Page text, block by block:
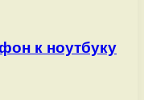
к ноутбуку